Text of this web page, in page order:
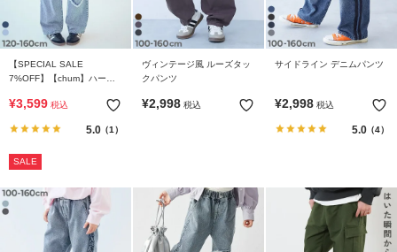
ン
グ
ら
探
新
【SPECIAL SALE
7%OFF】【chum】ハート
¥3,599 税込
5.0（1）
SALE
ヴィンテージ風 ルーズタッ
クパンツ
¥2,998 税込
サイドライン デニムパンツ
¥2,998 税込
5.0（4）